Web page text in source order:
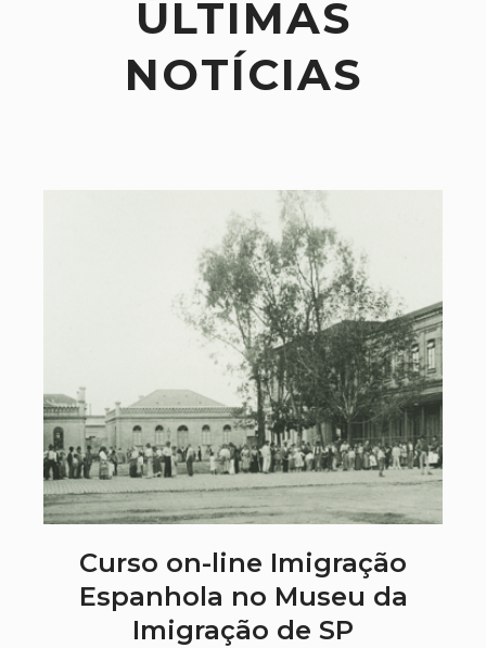
ÚLTIMAS
NOTÍCIAS
Curso on-line Imigração
Espanhola no Museu da
Imigração de SP